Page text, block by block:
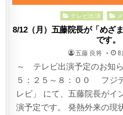
Posted
in
テレビ出演
8/12（月）五藤院長が「めざ
です。
POSTED
BY
五藤 良将
ON
8
～ テレビ出演予定のお知
５：２５～８：００ フジ
レビ」 にて、五藤院長がイ
演予定です。 発熱外来の現